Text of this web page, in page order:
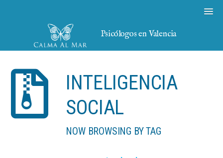
Psicólogos en Valencia
INTELIGENCIA
SOCIAL
NOW BROWSING BY TAG